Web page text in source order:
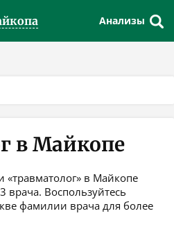
Анализы
в Майкопе
«травматолог» в Майкопе
врача. Воспользуйтесь
фамилии врача для более